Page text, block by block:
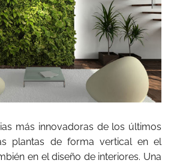
más innovadoras de los últimos
plantas de forma vertical en el
en el diseño de interiores. Una